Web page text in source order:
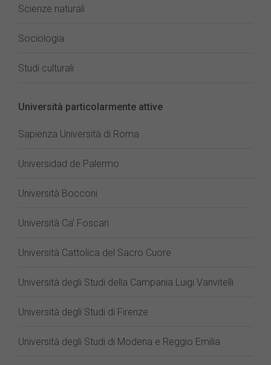
Scienze naturali
Sociologia
Studi culturali
Università particolarmente attive
Sapienza Università di Roma
Universidad de Palermo
Università Bocconi
Università Ca’ Foscari
Università Cattolica del Sacro Cuore
Università degli Studi della Campania Luigi Vanvitelli
Università degli Studi di Firenze
Università degli Studi di Modena e Reggio Emilia